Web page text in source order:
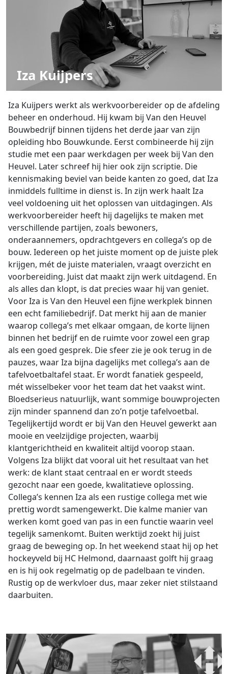
Iza Kuijpers
Iza Kuijpers werkt als werkvoorbereider op de afdeling
beheer en onderhoud. Hij kwam bij Van den Heuvel
Bouwbedrijf binnen tijdens het derde jaar van zijn
opleiding hbo Bouwkunde. Eerst combineerde hij zijn
studie met een paar werkdagen per week bij Van den
Heuvel. Later schreef hij hier ook zijn scriptie. Die
kennismaking beviel van beide kanten zo goed, dat Iza
inmiddels fulltime in dienst is. In zijn werk haalt Iza
veel voldoening uit het oplossen van uitdagingen. Als
werkvoorbereider heeft hij dagelijks te maken met
verschillende partijen, zoals bewoners,
onderaannemers, opdrachtgevers en collega’s op de
bouw. Iedereen op het juiste moment op de juiste plek
krijgen, mét de juiste materialen, vraagt overzicht en
voorbereiding. Juist dat maakt zijn werk uitdagend. En
als alles dan klopt, is dat precies waar hij van geniet.
Voor Iza is Van den Heuvel een fijne werkplek binnen
een echt familiebedrijf. Dat merkt hij aan de manier
waarop collega’s met elkaar omgaan, de korte lijnen
binnen het bedrijf en de ruimte voor zowel een grap
als een goed gesprek. Die sfeer zie je ook terug in de
pauzes, waar Iza bijna dagelijks met collega’s aan de
tafelvoetbaltafel staat. Er wordt fanatiek gespeeld,
mét wisselbeker voor het team dat het vaakst wint.
Bloedserieus natuurlijk, want sommige bouwprojecten
zijn minder spannend dan zo’n potje tafelvoetbal.
Tegelijkertijd wordt er bij Van den Heuvel gewerkt aan
mooie en veelzijdige projecten, waarbij
klantgerichtheid en kwaliteit altijd voorop staan.
Volgens Iza blijkt dat vooral uit het resultaat van het
werk: de klant staat centraal en er wordt steeds
gezocht naar een goede, kwalitatieve oplossing.
Collega’s kennen Iza als een rustige collega met wie
prettig wordt samengewerkt. Die kalme manier van
werken komt goed van pas in een functie waarin veel
tegelijk samenkomt. Buiten werktijd zoekt hij juist
graag de beweging op. In het weekend staat hij op het
hockeyveld bij HC Helmond, daarnaast golft hij graag
en is hij ook regelmatig op de padelbaan te vinden.
Rustig op de werkvloer dus, maar zeker niet stilstaand
daarbuiten.